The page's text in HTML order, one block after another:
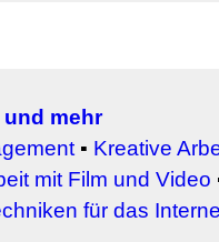
und mehr
▪ Kreative
mit Film und Video
für das